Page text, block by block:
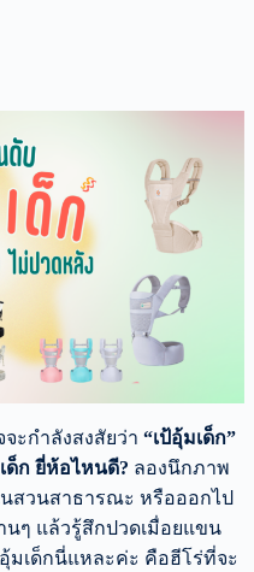
กำลังสงสัยว่า “เป้อุ้มเด็ก”
ด็ก ยี่ห้อไหนดี? ลองนึกภาพ
สวนสาธารณะ หรือออกไป
ๆ แล้วรู้สึกปวดเมื่อยแขน
มเด็กนี่แหละค่ะ คือฮีโร่ที่จะ